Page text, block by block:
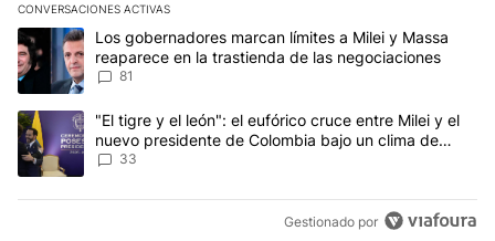
CONVERSACIONES ACTIVAS
Este listado muestra los artículos con más comentarios en los
Un artículo de tendencia con el título "Los gobernadores marcan
Los gobernadores marcan límites a Milei y Massa
reaparece en la trastienda de las negociaciones
81
Un artículo de tendencia con el título ""El tigre y el león": el
"El tigre y el león": el eufórico cruce entre Milei y el
nuevo presidente de Colombia bajo un clima de
máxima tensión
33
Gestionado por